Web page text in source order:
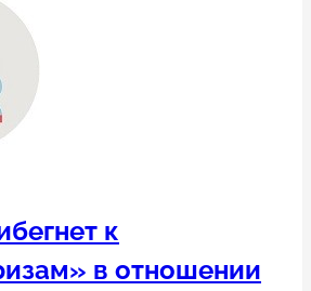
заблокировали
из-
за
комментариев
к
в отношении